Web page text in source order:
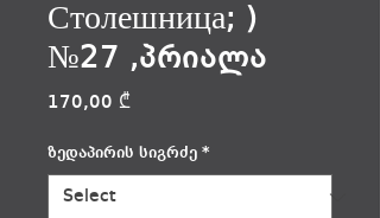
Столешница; )
№27 ,პრიალა
170,00 ₾
ზედაპირის სიგრძე *